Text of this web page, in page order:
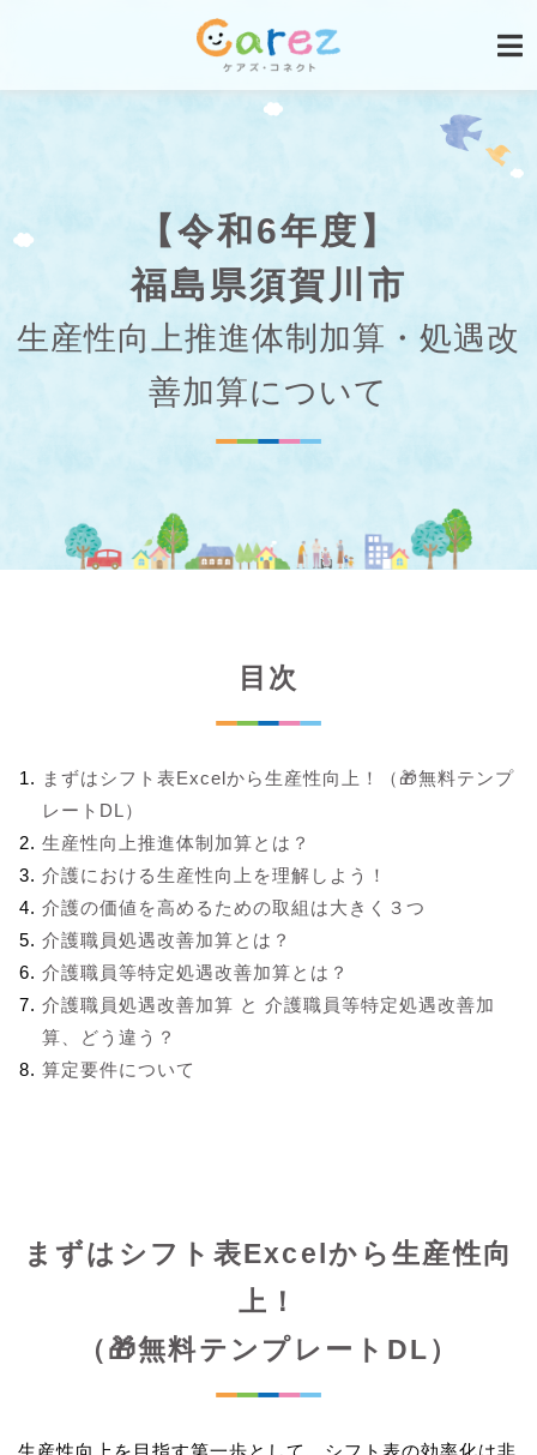
【令和6年度】
福島県須賀川市
生産性向上推進体制加算・処遇改
善加算について
目次
まずはシフト表Excelから生産性向上！（🎁無料テンプ
レートDL）
生産性向上推進体制加算とは？
介護における生産性向上を理解しよう！
介護の価値を高めるための取組は大きく３つ
介護職員処遇改善加算とは？
介護職員等特定処遇改善加算とは？
介護職員処遇改善加算 と 介護職員等特定処遇改善加
算、どう違う？
算定要件について
まずはシフト表Excelから生産性向
上！
（🎁無料テンプレートDL）
生産性向上を目指す第一歩として、シフト表の効率化は非